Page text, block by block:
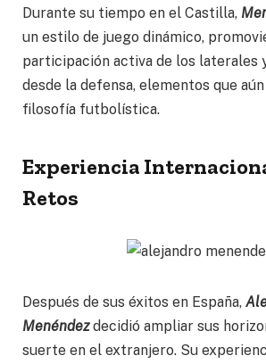
Durante su tiempo en el Castilla,
un estilo de juego dinámico,
participación activa de los laterales
desde la defensa, elementos que
filosofía futbolística.
Experiencia
Retos
Después de sus éxitos en España,
Menéndezdecidió ampliar sus
suerte en el extranjero. Su